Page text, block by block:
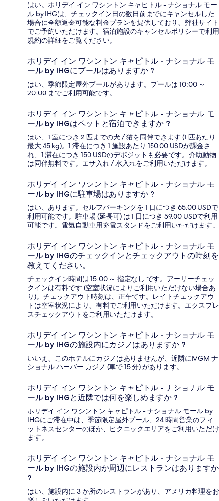
はい。ホリデイ イン ワシントン キャピトル - ナショナル モー
ル by IHGは、チェックイン日の数日前までにキャンセルした
場合に全額返金可能な料金プランを提供しており、弊社サイト
でご予約いただけます。宿泊施設のキャンセルポリシーで利用
規約の詳細をご覧ください。
ホリデイ イン ワシントン キャピトル - ナショナル モ
ール by IHGにプールはありますか ?
はい、季節限定屋外プールがあります。プールは 10:00 ～
20:00 までご利用可能です。
ホリデイ イン ワシントン キャピトル - ナショナル モ
ール by IHGはペットと宿泊できますか ?
はい、1 室につき 2 匹までの犬 / 猫を同伴できます (1 匹あたり
最大 45 kg)。1 滞在につき 1 施設あたり 150.00 USDが課金さ
れ、1 滞在につき 150 USDのデポジットも必要です。介助動物
は同伴無料です。エサ入れ / 水入れをご利用いただけます。
ホリデイ イン ワシントン キャピトル - ナショナル モ
ール by IHGに駐車場はありますか ?
はい、あります。セルフパーキングを 1 日につき 65.00 USDで
利用可能です。駐車場 (延長可) は 1 日につき 59.00 USDで利用
可能です。電気自動車用充電スタンドをご利用いただけます。
ホリデイ イン ワシントン キャピトル - ナショナル モ
ール by IHGのチェックインとチェックアウトの時刻を
教えてください。
チェックイン時間は 15:00 ～ 指定なし です。アーリーチェッ
クインは有料です (空室状況によりご利用いただけない場合あ
り)。チェックアウト時刻は、正午です。レイトチェックアウ
トは空室状況により、有料でご利用いただけます。エクスプレ
スチェックアウトをご利用いただけます。
ホリデイ イン ワシントン キャピトル - ナショナル モ
ール by IHGの施設内にカジノはありますか ?
いいえ、このホテルにカジノはありませんが、近隣にMGM ナ
ショナル ハーバー カジノ (車で 15 分) があります。
ホリデイ イン ワシントン キャピトル - ナショナル モ
ール by IHGと近隣では何を楽しめますか ?
ホリデイ イン ワシントン キャピトル - ナショナル モール by
IHGにご滞在中は、季節限定屋外プール、24 時間営業のフィ
ットネスセンターのほか、ピクニックエリアをご利用いただけ
ます。
ホリデイ イン ワシントン キャピトル - ナショナル モ
ール by IHGの施設内か周辺にレストランはありますか
?
はい、施設内に 3 か所のレストランがあり、アメリカ料理をお